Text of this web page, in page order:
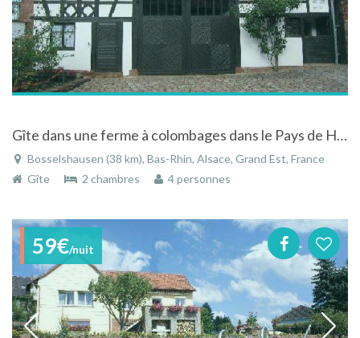
Gîte dans une ferme à colombages dans le Pays de Hanau aux portes du Parc Naturel des Vosges du Nord
Bosselshausen (38 km), Bas-Rhin, Alsace, Grand Est, France
Gîte
2 chambres 4 personnes
59€/nuit